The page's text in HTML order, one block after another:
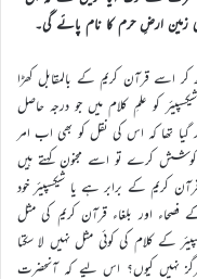
ارضِ حرم کا نام پائے گی۔
کر اسے قرآن کریم کے بالمقابل کھڑا
کو علمِ کلام میں جو درجہ حاصل
تھا کہ اس کی نقل کو بھی اب امر
کوشش کرے تو اسے مجنون کہتے ہیں
کریم کے برابر ہے یا شیکسپیئر خود
اور بلغاء قرآن کریم کی مثل
کے کلام کی کوئی مثل نہیں لا سکتا
نہیں کیوں؟ اس لیے کہ آنحضرت